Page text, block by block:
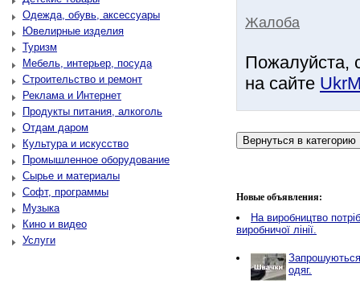
Одежда, обувь, аксессуары
Ювелирные изделия
Туризм
Мебель, интерьер, посуда
Строительство и ремонт
Реклама и Интернет
Продукты питания, алкоголь
Отдам даром
Культура и искусство
Промышленное оборудование
Сырье и материалы
Софт, программы
Музыка
Кино и видео
Услуги
Жалоба
Пожалуйста,
на сайте
Новые объявления:
Нa виробництво
виробничої лінії.
одяг.